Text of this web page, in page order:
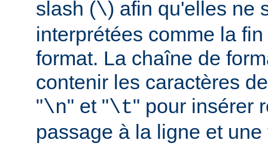
slash (\) afin qu'elles ne
interprétées comme la
format. La chaîne de
contenir les caractères
"\n" et "\t" pour insérer
passage à la ligne et